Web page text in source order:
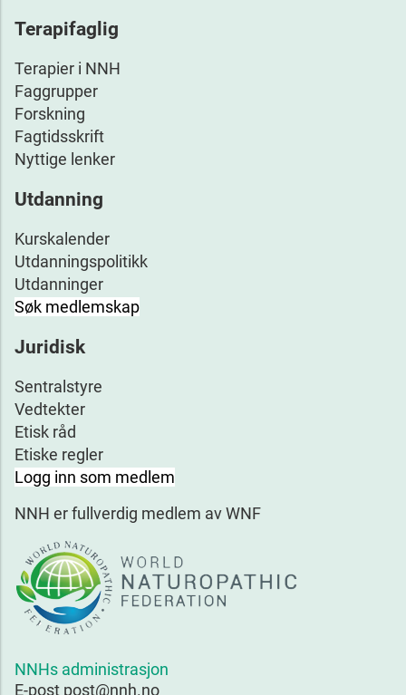
Terapifaglig
Terapier i NNH
Faggrupper
Forskning
Fagtidsskrift
Nyttige lenker
Utdanning
Kurskalender
Utdanningspolitikk
Utdanninger
Søk medlemskap
Juridisk
Sentralstyre
Vedtekter
Etisk råd
Etiske regler
Logg inn som medlem
NNH er fullverdig medlem av WNF
NNHs administrasjon
E-post post@nnh.no